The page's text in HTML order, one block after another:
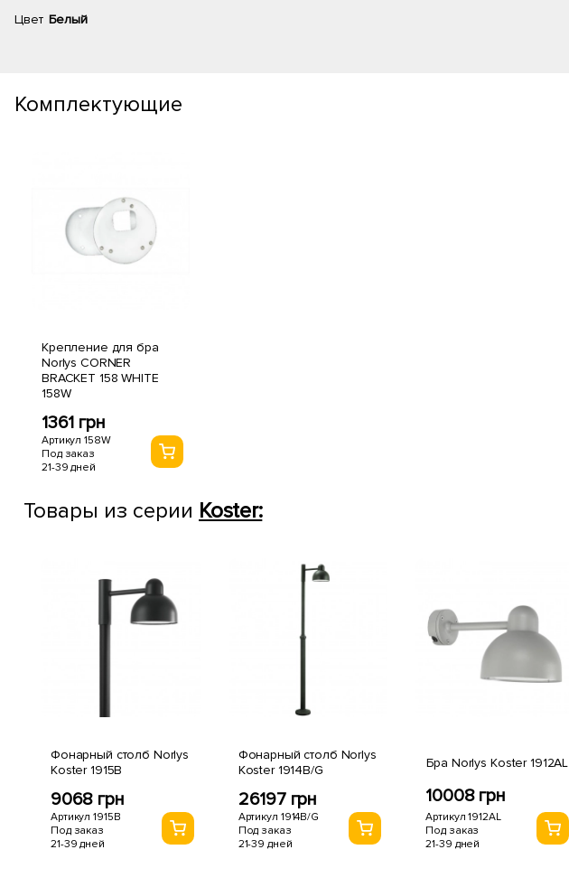
Цвет Белый
Комплектующие
Крепление для бра
Norlys CORNER
BRACKET 158 WHITE
158W
1361 грн
Артикул 158W
Под заказ
21-39 дней
Товары из серии Koster:
Фонарный столб Norlys
Koster 1915B
9068 грн
Артикул 1915B
Под заказ
21-39 дней
Фонарный столб Norlys
Koster 1914B/G
26197 грн
Артикул 1914B/G
Под заказ
21-39 дней
Бра Norlys Koster 1912AL
10008 грн
Артикул 1912AL
Под заказ
21-39 дней